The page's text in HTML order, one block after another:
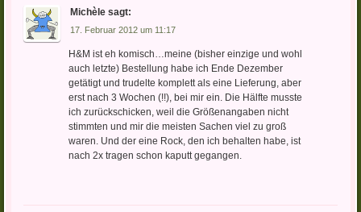
Michèle sagt:
17. Februar 2012 um 11:17
H&M ist eh komisch…meine (bisher einzige und wohl
auch letzte) Bestellung habe ich Ende Dezember
getätigt und trudelte komplett als eine Lieferung, aber
erst nach 3 Wochen (!!), bei mir ein. Die Hälfte musste
ich zurückschicken, weil die Größenangaben nicht
stimmten und mir die meisten Sachen viel zu groß
waren. Und der eine Rock, den ich behalten habe, ist
nach 2x tragen schon kaputt gegangen.